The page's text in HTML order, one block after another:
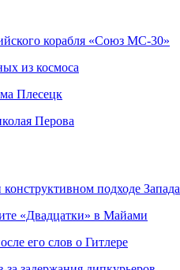
корабля «Союз МС-30»
из космоса
Плесецк
Перова
подходе Запада
«Двадцатки» в Майами
его слов о Гитлере